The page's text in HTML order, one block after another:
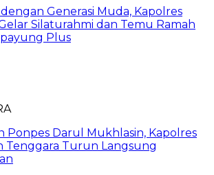
Generasi Muda, Kapolres
Silaturahmi dan Temu Ramah
Plus
Ponpes Darul Mukhlasin, Kapolres
Tenggara Turun Langsung